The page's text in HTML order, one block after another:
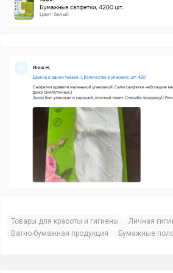
Товары для красоты и гигиены
Личная
Ватно-бумажная продукция
Бумажные